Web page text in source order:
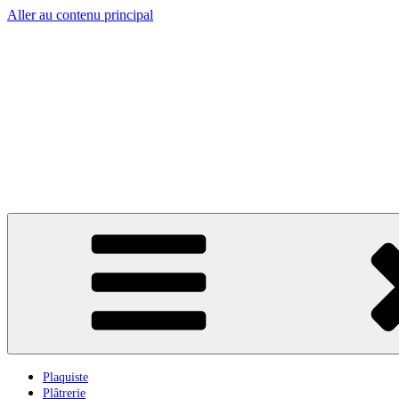
Aller au contenu principal
Plaquiste
Plâtrerie